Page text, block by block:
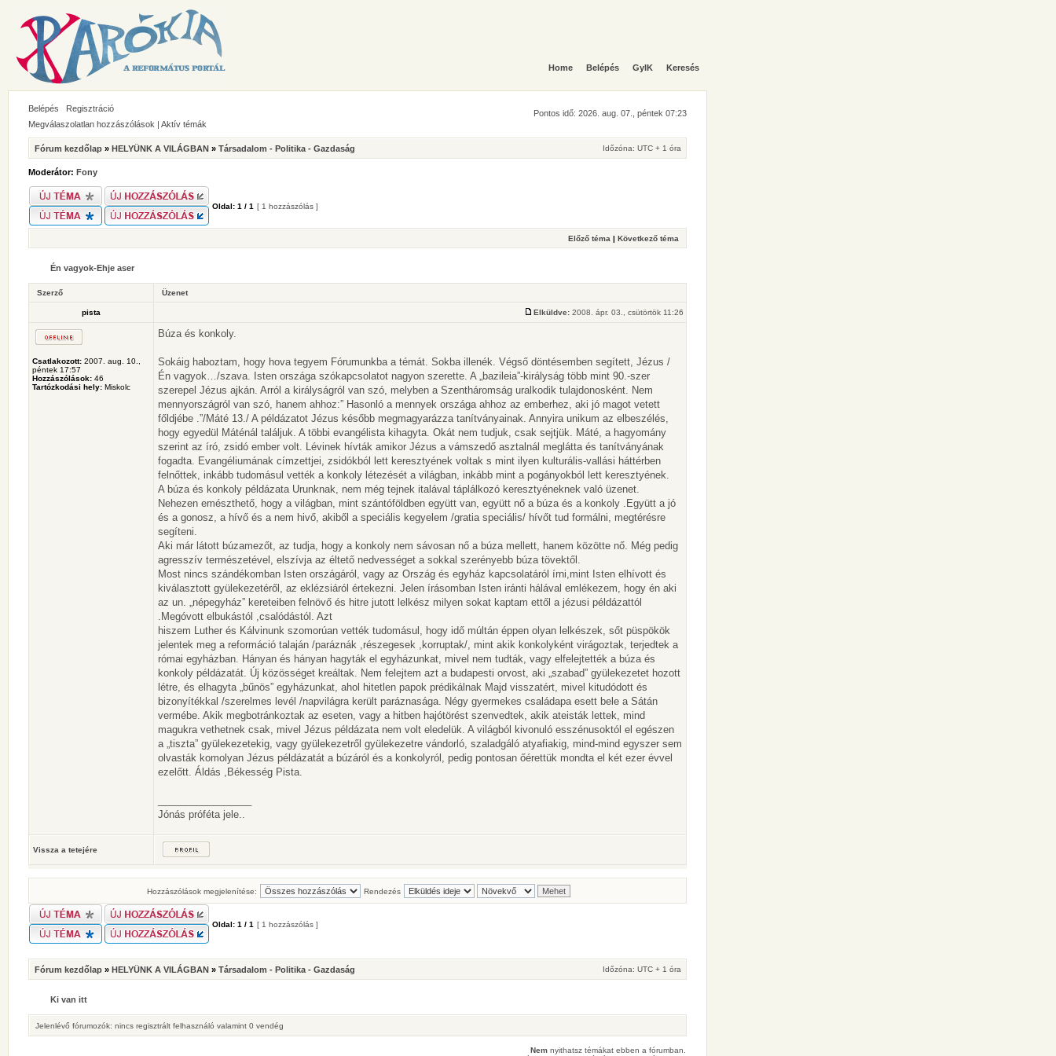
Home Belépés GyIK Keresés
Belépés Regisztráció
Pontos idő: 2026. aug. 07., péntek 07:23
Megválaszolatlan hozzászólások | Aktív témák
Fórum kezdőlap » HELYÜNK A VILÁGBAN » Társadalom - Politika - Gazdaság Időzóna: UTC + 1 óra
Moderátor: Fony
Oldal: 1 / 1 [ 1 hozzászólás ]
Előző téma | Következő téma
Én vagyok-Ehje aser
Szerző Üzenet
pista Elküldve: 2008. ápr. 03., csütörtök 11:26
Csatlakozott: 2007. aug. 10.,
péntek 17:57
Hozzászólások: 46
Tartózkodási hely: Miskolc
Búza és konkoly.
Sokáig haboztam, hogy hova tegyem Fórumunkba a témát. Sokba illenék. Végső döntésemben segített, Jézus /
Én vagyok…/szava. Isten országa szókapcsolatot nagyon szerette. A „bazileia”-királyság több mint 90.-szer
szerepel Jézus ajkán. Arról a királyságról van szó, melyben a Szentháromság uralkodik tulajdonosként. Nem
mennyországról van szó, hanem ahhoz:” Hasonló a mennyek országa ahhoz az emberhez, aki jó magot vetett
főldjébe .”/Máté 13./ A példázatot Jézus később megmagyarázza tanítványainak. Annyira unikum az elbeszélés,
hogy egyedül Máténál találjuk. A többi evangélista kihagyta. Okát nem tudjuk, csak sejtjük. Máté, a hagyomány
szerint az író, zsidó ember volt. Lévinek hívták amikor Jézus a vámszedő asztalnál meglátta és tanítványának
fogadta. Evangéliumának címzettjei, zsidókból lett keresztyének voltak s mint ilyen kulturális-vallási háttérben
felnőttek, inkább tudomásul vették a konkoly létezését a világban, inkább mint a pogányokból lett keresztyének.
A búza és konkoly példázata Urunknak, nem még tejnek italával táplálkozó keresztyéneknek való üzenet.
Nehezen emészthető, hogy a világban, mint szántóföldben együtt van, együtt nő a búza és a konkoly .Együtt a jó
és a gonosz, a hívő és a nem hivő, akiből a speciális kegyelem /gratia speciális/ hívőt tud formálni, megtérésre
segíteni.
Aki már látott búzamezőt, az tudja, hogy a konkoly nem sávosan nő a búza mellett, hanem közötte nő. Még pedig
agresszív természetével, elszívja az éltető nedvességet a sokkal szerényebb búza tövektől.
Most nincs szándékomban Isten országáról, vagy az Ország és egyház kapcsolatáról írni,mint Isten elhívott és
kiválasztott gyülekezetéről, az eklézsiáról értekezni. Jelen írásomban Isten iránti hálával emlékezem, hogy én aki
az un. „népegyház” kereteiben felnövő és hitre jutott lelkész milyen sokat kaptam ettől a jézusi példázattól
.Megóvott elbukástól ,csalódástól. Azt
hiszem Luther és Kálvinunk szomorúan vették tudomásul, hogy idő múltán éppen olyan lelkészek, sőt püspökök
jelentek meg a reformáció talaján /paráznák ,részegesek ,korruptak/, mint akik konkolyként virágoztak, terjedtek a
római egyházban. Hányan és hányan hagyták el egyházunkat, mivel nem tudták, vagy elfelejtették a búza és
konkoly példázatát. Új közösséget kreáltak. Nem felejtem azt a budapesti orvost, aki „szabad” gyülekezetet hozott
létre, és elhagyta „bűnös” egyházunkat, ahol hitetlen papok prédikálnak Majd visszatért, mivel kitudódott és
bizonyítékkal /szerelmes levél /napvilágra került paráznasága. Négy gyermekes családapa esett bele a Sátán
vermébe. Akik megbotránkoztak az eseten, vagy a hitben hajótörést szenvedtek, akik ateisták lettek, mind
magukra vethetnek csak, mivel Jézus példázata nem volt eledelük. A világból kivonuló esszénusoktól el egészen
a „tiszta” gyülekezetekig, vagy gyülekezetről gyülekezetre vándorló, szaladgáló atyafiakig, mind-mind egyszer sem
olvasták komolyan Jézus példázatát a búzáról és a konkolyról, pedig pontosan őérettük mondta el két ezer évvel
ezelőtt. Áldás ,Békesség Pista.
Jónás próféta jele..
Vissza a tetejére
Hozzászólások megjelenítése: Rendezés
Oldal: 1 / 1 [ 1 hozzászólás ]
Fórum kezdőlap » HELYÜNK A VILÁGBAN » Társadalom - Politika - Gazdaság Időzóna: UTC + 1 óra
Ki van itt
Jelenlévő fórumozók: nincs regisztrált felhasználó valamint 0 vendég
Nem nyithatsz témákat ebben a fórumban.